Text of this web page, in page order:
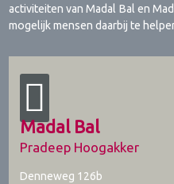
activiteiten van Madal Bal en
mogelijk mensen daarbij te
Madal Bal
Pradeep Hoogakker
Denneweg 126b